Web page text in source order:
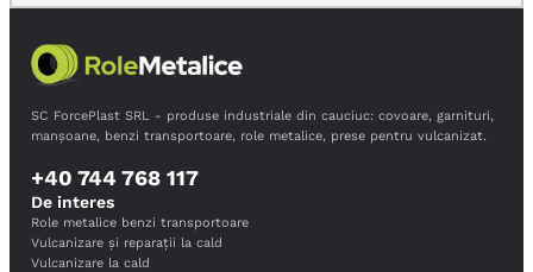
SC ForcePlast SRL - produse industriale din cauciuc: covoare, garnituri,
manșoane, benzi transportoare, role metalice, prese pentru vulcanizat.
+40 744 768 117
De interes
Role metalice benzi transportoare
Vulcanizare și reparații la cald
Vulcanizare la cald